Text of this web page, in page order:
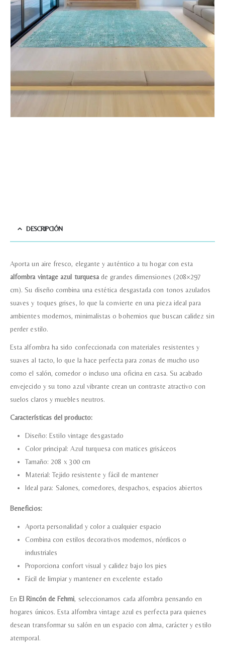
DESCRIPCIÓN
Aporta un aire fresco, elegante y auténtico a tu hogar con esta
alfombra vintage azul turquesa de grandes dimensiones (208×297
cm). Su diseño combina una estética desgastada con tonos azulados
suaves y toques grises, lo que la convierte en una pieza ideal para
ambientes modernos, minimalistas o bohemios que buscan calidez sin
perder estilo.
Esta alfombra ha sido confeccionada con materiales resistentes y
suaves al tacto, lo que la hace perfecta para zonas de mucho uso
como el salón, comedor o incluso una oficina en casa. Su acabado
envejecido y su tono azul vibrante crean un contraste atractivo con
suelos claros y muebles neutros.
Características del producto:
Diseño: Estilo vintage desgastado
Color principal: Azul turquesa con matices grisáceos
Tamaño: 208 x 300 cm
Material: Tejido resistente y fácil de mantener
Ideal para: Salones, comedores, despachos, espacios abiertos
Beneficios:
Aporta personalidad y color a cualquier espacio
Combina con estilos decorativos modernos, nórdicos o
industriales
Proporciona confort visual y calidez bajo los pies
Fácil de limpiar y mantener en excelente estado
En El Rincón de Fehmi, seleccionamos cada alfombra pensando en
hogares únicos. Esta alfombra vintage azul es perfecta para quienes
desean transformar su salón en un espacio con alma, carácter y estilo
atemporal.
Correo electronico
Doy mi consentimiento para que
información que envío para que
Recibir mi oferta